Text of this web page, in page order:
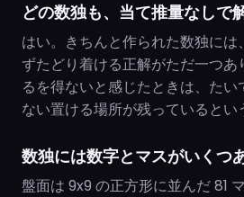
どの数独も、当て推量なしで
はい。きちんと作られた数独に
ずたどり着ける正解がただ一つ
るを得ないと感じたときは、た
ない置ける場所が残っているとい
数独には数字とマスがいくつ
盤面は 9x9 の正方形に並んだ 81